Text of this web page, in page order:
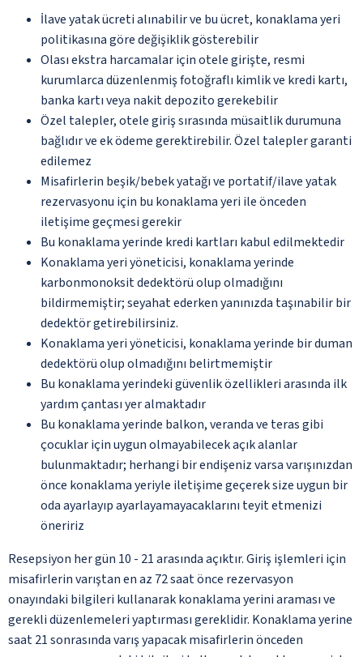
İlave yatak ücreti alınabilir ve bu ücret, konaklama yeri
politikasına göre değişiklik gösterebilir
Olası ekstra harcamalar için otele girişte, resmi
kurumlarca düzenlenmiş fotoğraflı kimlik ve kredi kartı,
banka kartı veya nakit depozito gerekebilir
Özel talepler, otele giriş sırasında müsaitlik durumuna
bağlıdır ve ek ödeme gerektirebilir. Özel talepler garanti
edilemez
Misafirlerin beşik/bebek yatağı ve portatif/ilave yatak
rezervasyonu için bu konaklama yeri ile önceden
iletişime geçmesi gerekir
Bu konaklama yerinde kredi kartları kabul edilmektedir
Konaklama yeri yöneticisi, konaklama yerinde
karbonmonoksit dedektörü olup olmadığını
bildirmemiştir; seyahat ederken yanınızda taşınabilir bir
dedektör getirebilirsiniz.
Konaklama yeri yöneticisi, konaklama yerinde bir duman
dedektörü olup olmadığını belirtmemiştir
Bu konaklama yerindeki güvenlik özellikleri arasında ilk
yardım çantası yer almaktadır
Bu konaklama yerinde balkon, veranda ve teras gibi
çocuklar için uygun olmayabilecek açık alanlar
bulunmaktadır; herhangi bir endişeniz varsa varışınızdan
önce konaklama yeriyle iletişime geçerek size uygun bir
oda ayarlayıp ayarlayamayacaklarını teyit etmenizi
öneririz
Resepsiyon her gün 10 - 21 arasında açıktır. Giriş işlemleri için
misafirlerin varıştan en az 72 saat önce rezervasyon
onayındaki bilgileri kullanarak konaklama yerini araması ve
gerekli düzenlemeleri yaptırması gereklidir. Konaklama yerine
saat 21 sonrasında varış yapacak misafirlerin önceden